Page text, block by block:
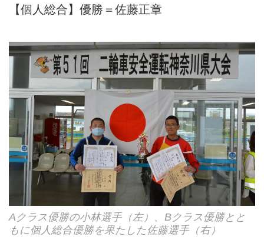
【個人総合】優勝＝佐藤正章
Aクラス優勝の小林選手（左）、Bクラス優勝とと
もに個人総合優勝を果たした佐藤選手（右）